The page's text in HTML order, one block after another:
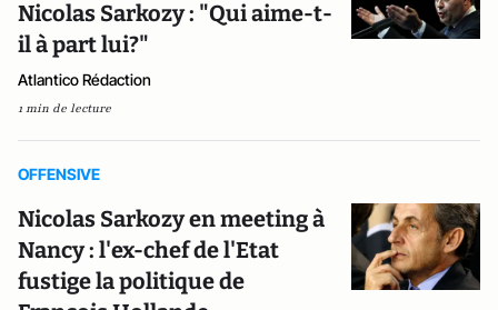
Nicolas Sarkozy : "Qui aime-t-
il à part lui?"
Atlantico Rédaction
1 min de lecture
OFFENSIVE
Nicolas Sarkozy en meeting à
Nancy : l'ex-chef de l'Etat
fustige la politique de